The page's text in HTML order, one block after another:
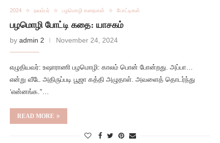
2024 நவம்பர் பழமொழி கதைகள் போட்டிகள்
பழமொழி போட்டி கதை: யாசகம்
by admin 2 November 24, 2024
எழுதியவர்: உஷாராணி பழமொழி: காலம் பொன் போன்றது. அப்பா…
என்று வீடே அதிருப்படி பூஜா கத்தி அழுதாள். அவளைத் தொடர்ந்து
‘என்னங்க.”…
READ MORE